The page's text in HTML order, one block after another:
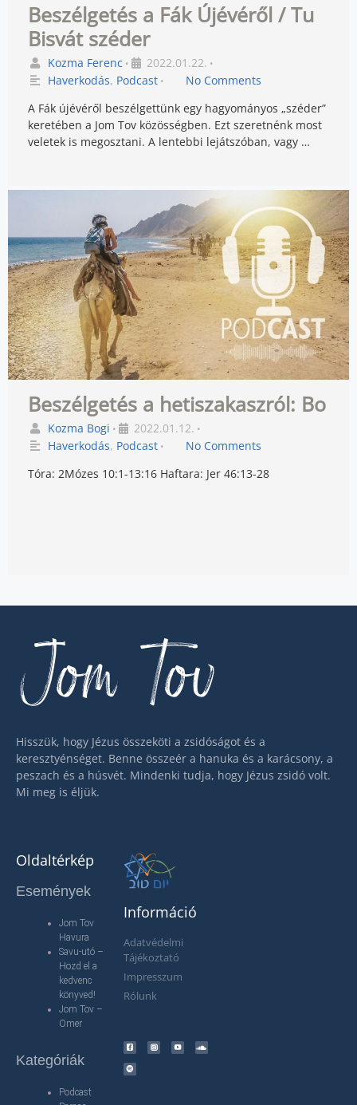
Beszélgetés a Fák Újévéről / Tu
Bisvát széder
Kozma Ferenc • 2022.01.22. •
Haverkodás, Podcast •
No Comments
A Fák újévéről beszélgettünk egy hagyományos „széder”
keretében a Jom Tov közösségben. Ezt szeretnénk most
veletek is megosztani. A lentebbi lejátszóban, vagy …
Beszélgetés a hetiszakaszról: Bo
Kozma Bogi • 2022.01.12. •
Haverkodás, Podcast •
No Comments
Tóra: 2Mózes 10:1-13:16 Haftara: Jer 46:13-28
Jom Tov
Hisszük, hogy Jézus összeköti a zsidóságot és a
keresztyénséget. Benne összeér a hanuka és a karácsony, a
peszach és a húsvét. Mindenki tudja, hogy Jézus zsidó volt.
Mi meg is éljük.
Oldaltérkép
Események
Jom Tov
Havura
Savu-utó –
Hozd el a
kedvenc
könyved!
Jom Tov –
Omer
Kategóriák
Podcast
Információ
Adatvédelmi
Tájékoztató
Impresszum
Rólunk